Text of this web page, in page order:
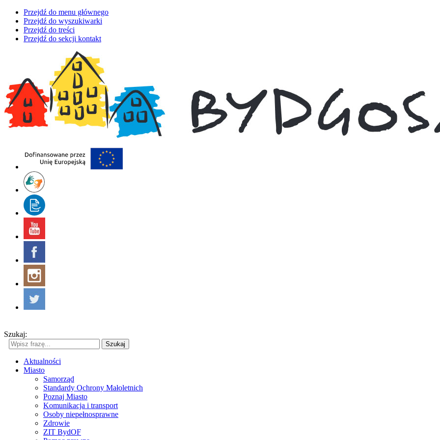
Przejdź do menu głównego
Przejdź do wyszukiwarki
Przejdź do treści
Przejdź do sekcji kontakt
Szukaj:
Szukaj
Aktualności
Miasto
Samorząd
Standardy Ochrony Małoletnich
Poznaj Miasto
Komunikacja i transport
Osoby niepełnosprawne
Zdrowie
ZIT BydOF